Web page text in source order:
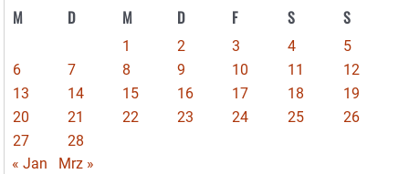
M D M D F S S
1 2 3 4
5
6
7 8 9 10 11
12
13
14 15 16 17 18
19
20
21 22 23 24 25
26
27
28
« Jan
Mrz »